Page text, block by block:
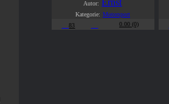
Autor: Ernst
Kategorie: Motorsport
83
0.00 (0)